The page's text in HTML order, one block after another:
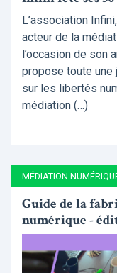
L’association
acteur de la
l’occasion de son
propose toute une
sur les libertés
médiation (…)
MÉDIATION
Guide de la
numérique -